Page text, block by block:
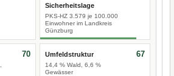
Sicherheitslage
PKS-HZ 3.579 je 100.000
Einwohner im Landkreis
Günzburg
70 Umfeldstruktur
14,4 % Wald, 6,6 %
Gewässer
67